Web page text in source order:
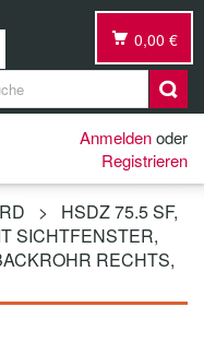
0,00 €
Anmeldenoder
Registrieren
>
HSDZ 75.5 SF,
S
RECHTS, S